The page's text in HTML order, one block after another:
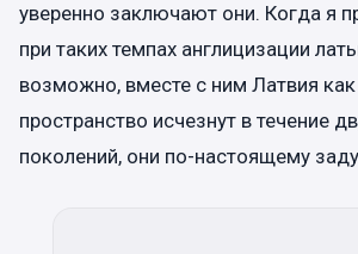
уверенно заключают они. Когда я
при таких темпах англицизации
возможно, вместе с ним Латвия как
пространство исчезнут в течение
поколений, они по-настоящему